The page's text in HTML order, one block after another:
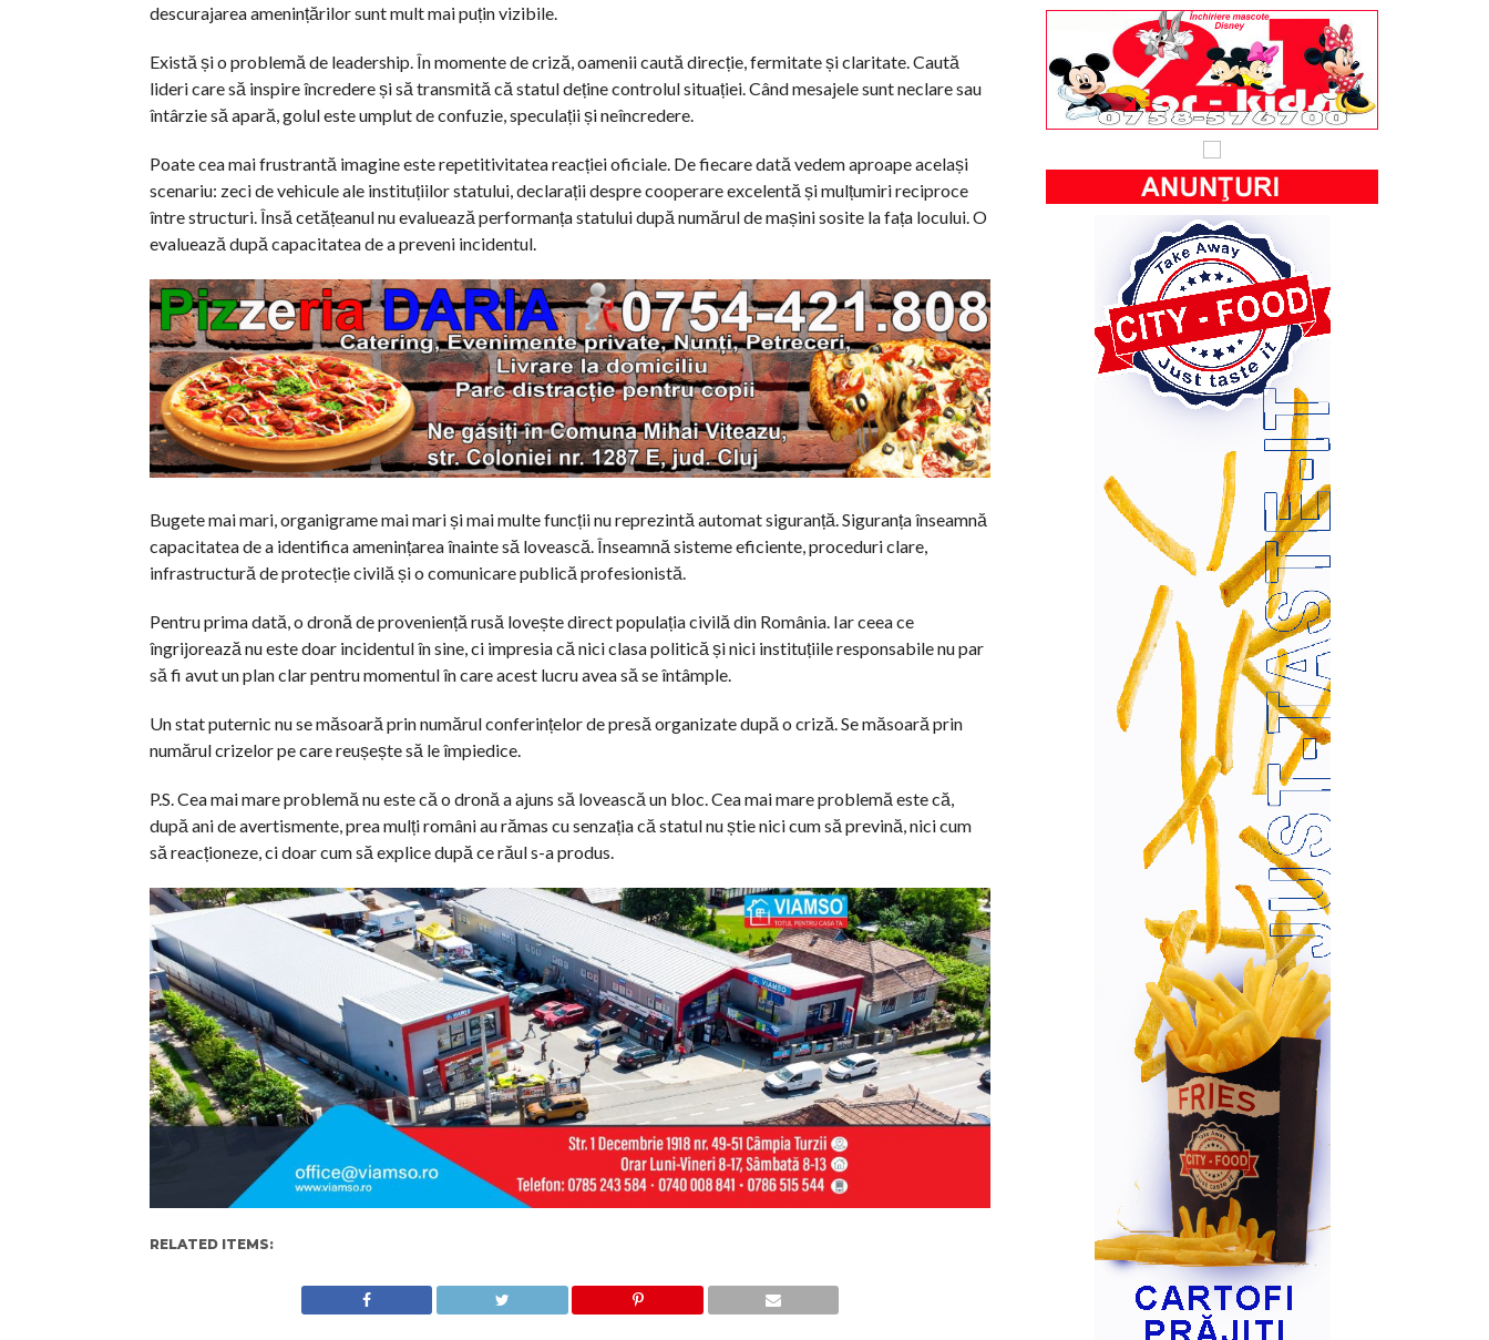
descurajarea amenințărilor sunt mult mai puțin vizibile.
Există și o problemă de leadership. În momente de criză, oamenii caută direcție, fermitate și claritate. Caută
lideri care să inspire încredere și să transmită că statul deține controlul situației. Când mesajele sunt neclare sau
întârzie să apară, golul este umplut de confuzie, speculații și neîncredere.
Poate cea mai frustrantă imagine este repetitivitatea reacției oficiale. De fiecare dată vedem aproape același
scenariu: zeci de vehicule ale instituțiilor statului, declarații despre cooperare excelentă și mulțumiri reciproce
între structuri. Însă cetățeanul nu evaluează performanța statului după numărul de mașini sosite la fața locului. O
evaluează după capacitatea de a preveni incidentul.
Bugete mai mari, organigrame mai mari și mai multe funcții nu reprezintă automat siguranță. Siguranța înseamnă
capacitatea de a identifica amenințarea înainte să lovească. Înseamnă sisteme eficiente, proceduri clare,
infrastructură de protecție civilă și o comunicare publică profesionistă.
Pentru prima dată, o dronă de proveniență rusă lovește direct populația civilă din România. Iar ceea ce
îngrijorează nu este doar incidentul în sine, ci impresia că nici clasa politică și nici instituțiile responsabile nu par
să fi avut un plan clar pentru momentul în care acest lucru avea să se întâmple.
Un stat puternic nu se măsoară prin numărul conferințelor de presă organizate după o criză. Se măsoară prin
numărul crizelor pe care reușește să le împiedice.
P.S. Cea mai mare problemă nu este că o dronă a ajuns să lovească un bloc. Cea mai mare problemă este că,
după ani de avertismente, prea mulți români au rămas cu senzația că statul nu știe nici cum să prevină, nici cum
să reacționeze, ci doar cum să explice după ce răul s-a produs.
RELATED ITEMS: